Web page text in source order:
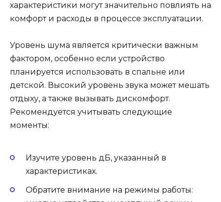
характеристики могут значительно повлиять на
комфорт и расходы в процессе эксплуатации.
Уровень шума является критически важным
фактором, особенно если устройство
планируется использовать в спальне или
детской. Высокий уровень звука может мешать
отдыху, а также вызывать дискомфорт.
Рекомендуется учитывать следующие
моменты:
Изучите уровень дБ, указанный в
характеристиках.
Обратите внимание на режимы работы: